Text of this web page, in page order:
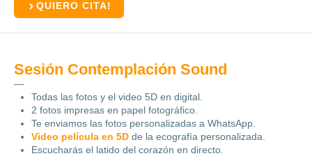
QUIERO CITA!
Sesión Contemplación Sound
—
Todas las fotos y el video 5D en digital.
2 fotos impresas en papel fotográfico.
Te enviamos las fotos personalizadas a WhatsApp.
Video película en 5D de la ecografía personalizada.
Escucharás el latido del corazón en directo.